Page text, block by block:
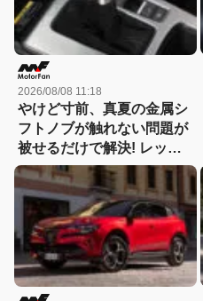
2026/08/08 11:18
やけど寸前、真夏の金属シ
フトノブが触れない問題が
被せるだけで解決! レッツ
ォのシリコンカバーが夏も
冬も快適すぎる! 【CAR
MONO図鑑】